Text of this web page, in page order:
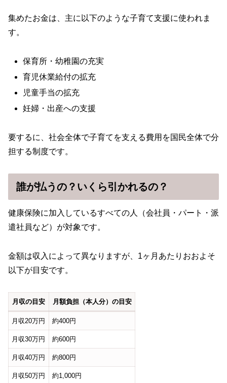
集めたお金は、主に以下のような子育て支援に使われま
す。
保育所・幼稚園の充実
育児休業給付の拡充
児童手当の拡充
妊婦・出産への支援
要するに、社会全体で子育てを支える費用を国民全体で分
担する制度です。
誰が払うの？いくら引かれるの？
健康保険に加入しているすべての人（会社員・パート・派
遣社員など）が対象です。
金額は収入によって異なりますが、1ヶ月あたりおおよそ
以下が目安です。
月収の目安 月額負担（本人分）の目安
月収20万円 約400円
月収30万円 約600円
月収40万円 約800円
月収50万円 約1,000円